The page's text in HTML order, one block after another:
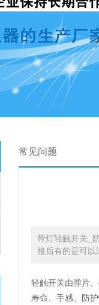
常见问题
带灯轻触开关_
接后有的是可以
轻触开关由弹片
寿命、手感、防